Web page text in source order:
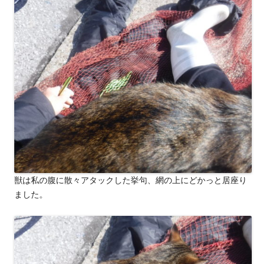
獣は私の腹に散々アタックした挙句、網の上にどかっと居座り
ました。